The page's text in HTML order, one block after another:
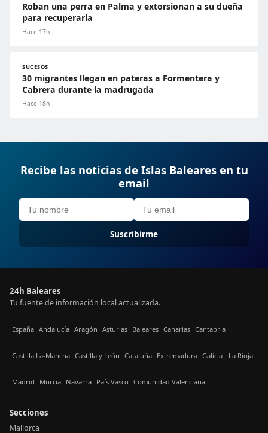
Roban una perra en Palma y extorsionan a su dueña
para recuperarla
Hace 17h
SUCESOS
30 migrantes llegan en pateras a Formentera y
Cabrera durante la madrugada
Hace 18h
Recibe las noticias de Islas Baleares en tu
email
Suscribirme
24h Baleares
Tu fuente de información local actualizada.
España Andalucía Aragón Asturias Baleares Canarias Cantabria
Castilla La-Mancha Castilla y León Cataluña Extremadura Galicia La Rioja
Madrid Murcia Navarra País Vasco Comunidad Valenciana
Secciones
Mallorca